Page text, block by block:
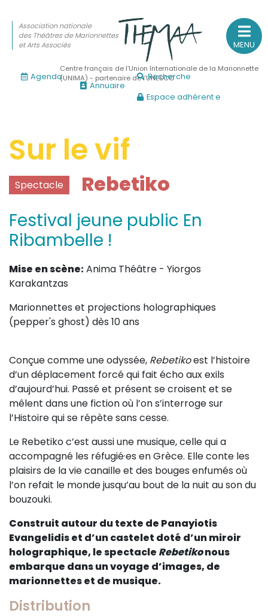
Sur le feu
(Actualités, annonces, vie professionnelle)
Sur le vif
(Agenda, spectacles, événements des adhérents)
Sur le fond
(Fonctionnement, gouvernance, groupes de travail,
Sur le terrain
Sur l’étagère
MENU
Association nationale
des Théâtres de Marionnettes
et Arts Associés
Centre français de l’Union Internationale de la Marionnette
(UNIMA) - partenaire de l’UNESCO
Agenda
Annuaire
Recherche
Espace adhérent·e
Sur le vif
Spectacle Rebetiko
Festival jeune public En
Ribambelle !
Mise en scène:Anima Théâtre - Yiorgos
Karakantzas
Marionnettes et projections holographiques
(pepper's ghost) dès 10 ans
Conçue comme une odyssée, Rebetikoest l’histoire
d’un déplacement forcé qui fait écho aux exils
d’aujourd’hui. Passé et présent se croisent et se
mêlent dans une fiction où l’on s’interroge sur
l’Histoire qui se répète sans cesse.
Le Rebetiko c’est aussi une musique, celle qui a
accompagné les réfugié·es en Grèce. Elle conte les
plaisirs de la vie canaille et des bouges enfumés où
l’on refait le monde jusqu’au bout de la nuit au son du
bouzouki.
Construit autour du texte de Panayiotis
Evangelidis et d’un castelet doté d’un miroir
holographique, le spectacle Rebetikonous
embarque dans un voyage d’images, de
marionnettes et de musique.
Distribution